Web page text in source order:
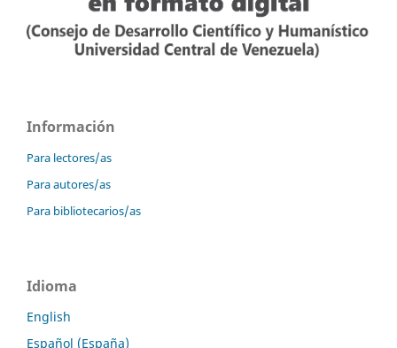
Información
Para lectores/as
Para autores/as
Para bibliotecarios/as
Idioma
English
Español (España)